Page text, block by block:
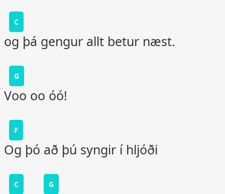
C
og þá gengur allt betur næst.
G
Voo oo óó!
F
Og þó að þú syngir í hljóði
C G